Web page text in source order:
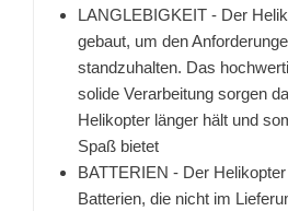
LANGLEBIGKEIT - Der
gebaut, um den
standzuhalten. Das
solide Verarbeitung sorgen
Helikopter länger hält und
Spaß bietet
BATTERIEN - Der
Batterien, die nicht im